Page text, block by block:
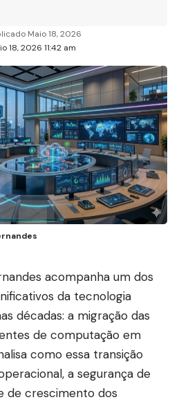
18, 2026 11:42 am
Maio 18, 2026
acompanha um dos
da tecnologia
décadas: a migração das
de computação em
como essa transição
a segurança de
de crescimento dos